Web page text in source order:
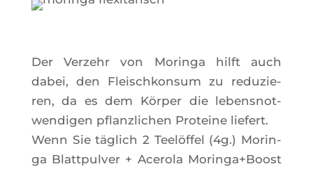
Der Ver­zehr von Morin­ga hilft auch
dabei, den Flei­sch­kon­sum zu redu­zie­
ren, da es dem Kör­per die lebens­not­
wen­di­gen pflanz­li­chen Pro­teine liefert.
Wenn Sie täglich 2 Teelöf­fel (4g.) Morin­
ga Blatt­pul­ver + Ace­ro­la Moringa+Boost